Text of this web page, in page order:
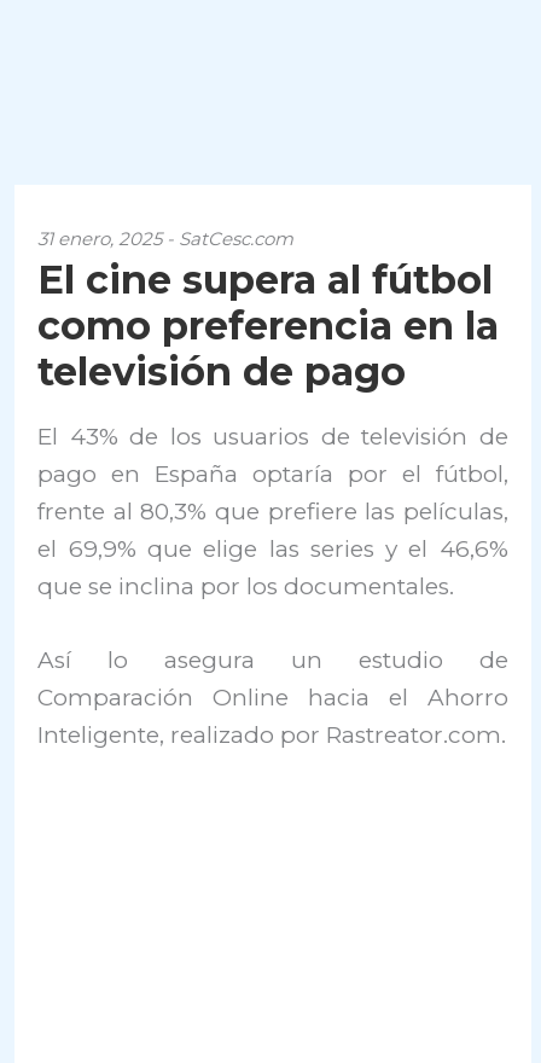
31 enero, 2025 - SatCesc.com
El cine supera al fútbol
como preferencia en la
televisión de pago
El 43% de los usuarios de televisión de
pago en España optaría por el fútbol,
frente al 80,3% que prefiere las películas,
el 69,9% que elige las series y el 46,6%
que se inclina por los documentales.
Así lo asegura un estudio de
Comparación Online hacia el Ahorro
Inteligente, realizado por Rastreator.com.